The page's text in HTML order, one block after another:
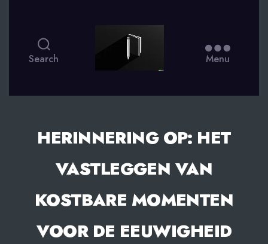
Search Menu
HERINNERING OP: HET
VASTLEGGEN VAN
KOSTBARE MOMENTEN
VOOR DE EEUWIGHEID